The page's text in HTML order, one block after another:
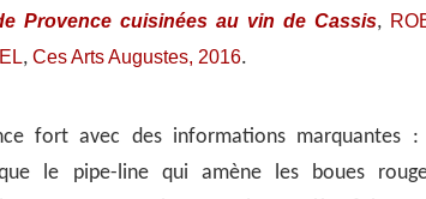
Provence cuisinées au vin de Cassis,
,Ces Arts Augustes, 2016.
fort avec des informations marquantes :
le pipe-line qui amène les boues